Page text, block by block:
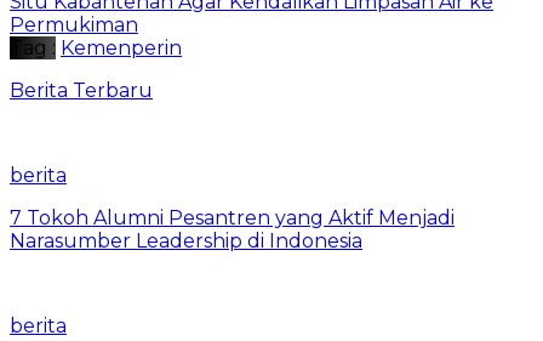
Permukiman
Tag : Kemenperin
Berita Terbaru
berita
7 Tokoh Alumni Pesantren yang Aktif Menjadi
Narasumber Leadership di Indonesia
berita